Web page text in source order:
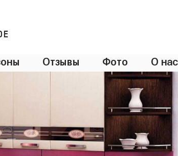
Отзывы Фото О нас